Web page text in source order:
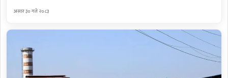
असार ३० गते २०८३